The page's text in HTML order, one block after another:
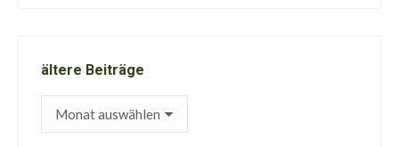
ältere Beiträge
ältere